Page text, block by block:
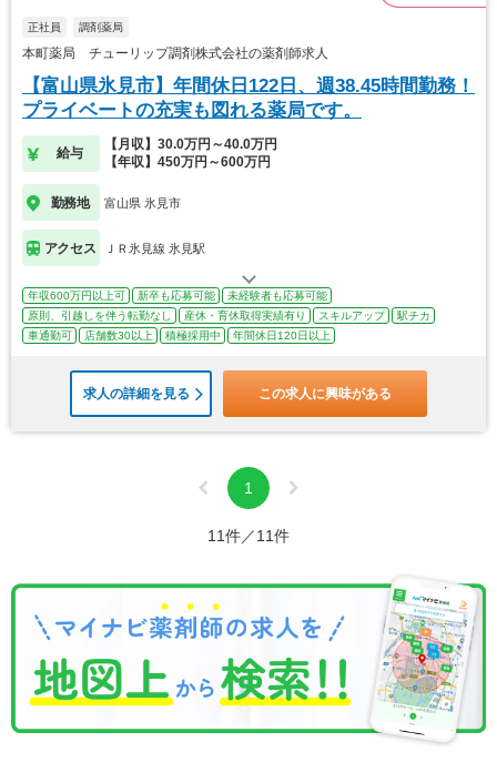
正社員 調剤薬局
本町薬局 チューリップ調剤株式会社の薬剤師求人
【富山県氷見市】年間休日122日、週38.45時間勤務！
プライベートの充実も図れる薬局です。
給与
【月収】30.0万円～40.0万円
【年収】450万円～600万円
勤務地 富山県 氷見市
アクセス ＪＲ氷見線 氷見駅
年収600万円以上可 新卒も応募可能
未経験者も応募可能
原則、引越しを伴う転勤なし
産休・育休取得実績有り スキルアップ
駅チカ
車通勤可
店舗数30以上 積極採用中 年間休日120日以上
求人の詳細を見る この求人に興味がある
1
11件／11件